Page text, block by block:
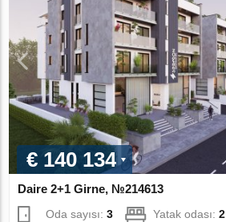
€ 140 134
Daire 2+1 Girne, №214613
Oda sayısı:3 Yatak odası:2